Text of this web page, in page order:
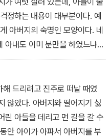
편지를 쥐고 울었습니다. 형은
신은 어찌 머물지 아니한 채
(君父)를 버리고 떠나간단 말
정하는 내용이 대부분이다. 예
아버지의 숙명인 모양이다. 네
내도 이미 분만을 하였느냐?
에 들어가 과거에 급제하였다.
다. 나는 잘 와서 지금 연기에
면서도 아직도 양부(兩斧)를
음이 초조할 뿐이다. 천만 조심
다.
드리려고 진주로 떠날 때였
않았다. 아버지와 떨어지기 싫
린 아들을 데리고 먼 길을 갈 수
안 아이가 아파서 아버지를 부